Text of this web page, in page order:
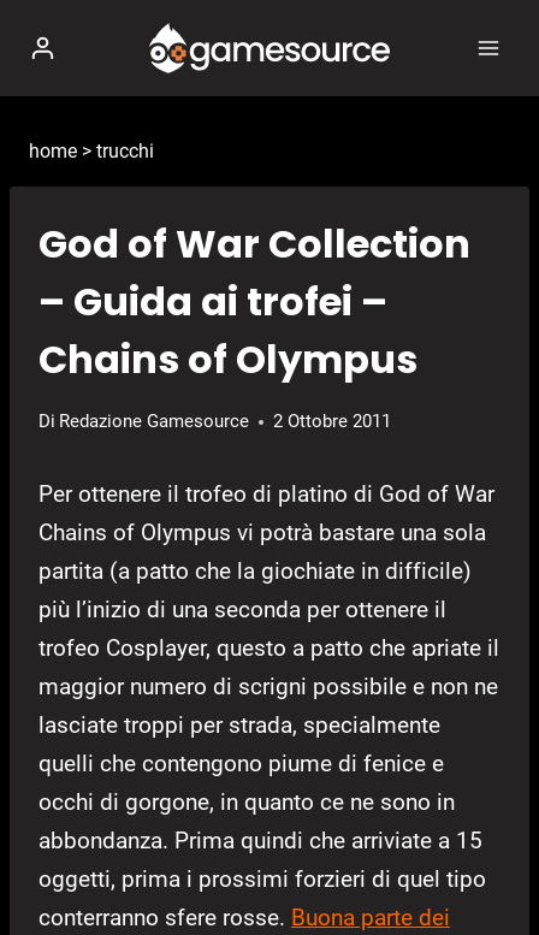
contenuto
home > trucchi
God of War Collection
– Guida ai trofei –
Chains of Olympus
Di Redazione Gamesource 2 Ottobre 2011
Per ottenere il trofeo di platino di God of War
Chains of Olympus vi potrà bastare una sola
partita (a patto che la giochiate in difficile)
più l’inizio di una seconda per ottenere il
trofeo Cosplayer, questo a patto che apriate il
maggior numero di scrigni possibile e non ne
lasciate troppi per strada, specialmente
quelli che contengono piume di fenice e
occhi di gorgone, in quanto ce ne sono in
abbondanza. Prima quindi che arriviate a 15
oggetti, prima i prossimi forzieri di quel tipo
conterranno sfere rosse. Buona parte dei